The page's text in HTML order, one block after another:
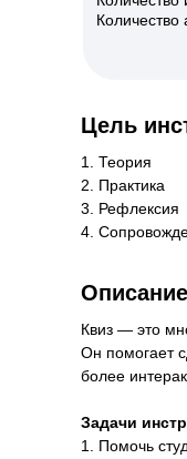
Формат курса
Асинхронный
Чатбот
Количество
1. Теория
2. Практика
3. Рефлексия
4.
Цель
Описание
Квиз — это
Он помогает
более
Задачи
1. Помочь